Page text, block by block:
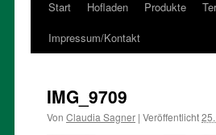
Zum
Inhalt
Start Hofladen Produkte
Impressum/Kontakt
IMG_9709
Von Claudia Sagner | Veröffentlicht